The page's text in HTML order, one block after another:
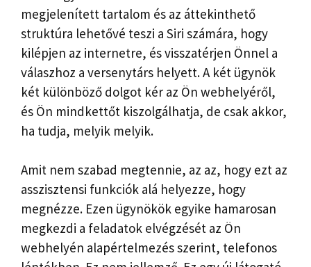
megjelenített tartalom és az áttekinthető
struktúra lehetővé teszi a Siri számára, hogy
kilépjen az internetre, és visszatérjen Önnel a
válaszhoz a versenytárs helyett. A két ügynök
két különböző dolgot kér az Ön webhelyéről,
és Ön mindkettőt kiszolgálhatja, de csak akkor,
ha tudja, melyik melyik.
Amit nem szabad megtennie, az az, hogy ezt az
asszisztensi funkciók alá helyezze, hogy
megnézze. Ezen ügynökök egyike hamarosan
megkezdi a feladatok elvégzését az Ön
webhelyén alapértelmezés szerint, telefonos